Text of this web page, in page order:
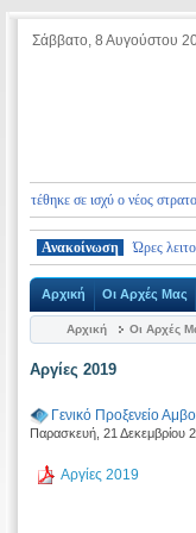
Σάββατο, 8 Αυγούστου
σε ισχύ ο νέος
Ανακοίνωση Ώρες
Αρχική Οι Αρχές Μας
Αρχική Οι Αρχές
Αργίες 2019
Γενικό Προξενείο
Παρασκευή, 21 Δεκεμβρίου
Αργίες 2019